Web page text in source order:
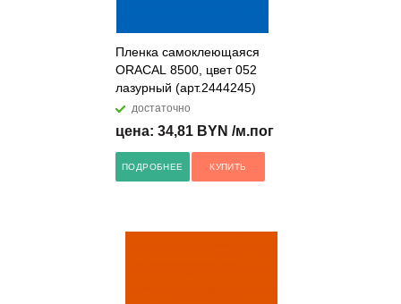
Пленка самоклеющаяся
ORACAL 8500, цвет 052
лазурный (арт.2444245)
достаточно
цена: 34,81 BYN /м.пог
ПОДРОБНЕЕ КУПИТЬ